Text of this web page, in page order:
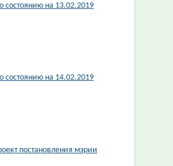
состоянию на 13.02.2019
состоянию на 14.02.2019
постановления мэрии